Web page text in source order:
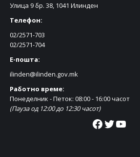
Улица 9 бр. 38, 1041 Илинден
Телефон:
02/2571-703
02/2571-704
Е-пошта:
ilinden@ilinden.gov.mk
Работно време:
Понеделник - Петок: 08:00 - 16:00 часот
(Пауза од 12:00 до 12:30 часот)
Facebook Twitter YouTube